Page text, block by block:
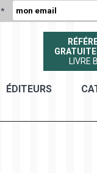
*
LIVRE
ÉDITEURS